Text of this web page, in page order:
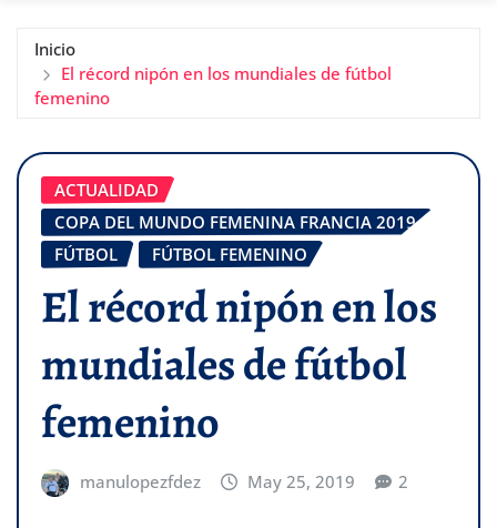
Inicio
El récord nipón en los mundiales de fútbol
femenino
ACTUALIDAD
COPA DEL MUNDO FEMENINA FRANCIA 2019
FÚTBOL
FÚTBOL FEMENINO
El récord nipón en los
mundiales de fútbol
femenino
manulopezfdez May 25, 2019 2